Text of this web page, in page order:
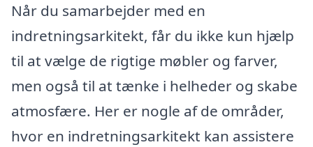
Når du samarbejder med en
indretningsarkitekt, får du ikke kun hjælp
til at vælge de rigtige møbler og farver,
men også til at tænke i helheder og skabe
atmosfære. Her er nogle af de områder,
hvor en indretningsarkitekt kan assistere